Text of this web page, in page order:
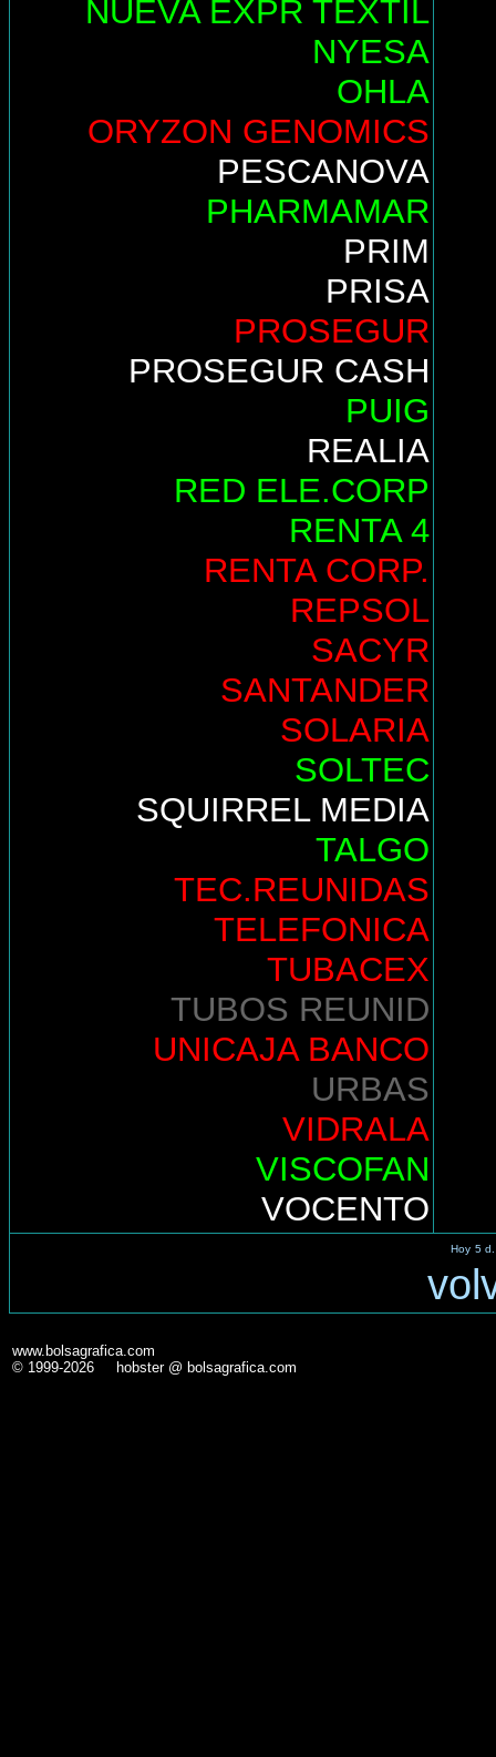
NUEVA EXPR TEXTIL
NYESA
OHLA
ORYZON GENOMICS
PESCANOVA
PHARMAMAR
PRIM
PRISA
PROSEGUR
PROSEGUR CASH
PUIG
REALIA
RED ELE.CORP
RENTA 4
RENTA CORP.
REPSOL
SACYR
SANTANDER
SOLARIA
SOLTEC
SQUIRREL MEDIA
TALGO
TEC.REUNIDAS
TELEFONICA
TUBACEX
TUBOS REUNID
UNICAJA BANCO
URBAS
VIDRALA
VISCOFAN
VOCENTO
Hoy 5 d.
www.bolsagrafica.com
© 1999-2026 hobster @ bolsagrafica.com